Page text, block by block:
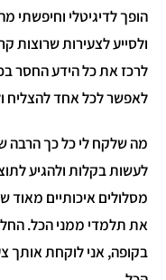
הופך לדיגיטלי
ולסייע לצעירות שרוצות
לרכז את כל הידע החסר
לאפשר לכל אחד להצליח
מה שלקח לי כל כך הרבה
מסלולים איכותיים מאוד
את תלמדי ממני הכל.
בקופה, אני לוקחת אותך